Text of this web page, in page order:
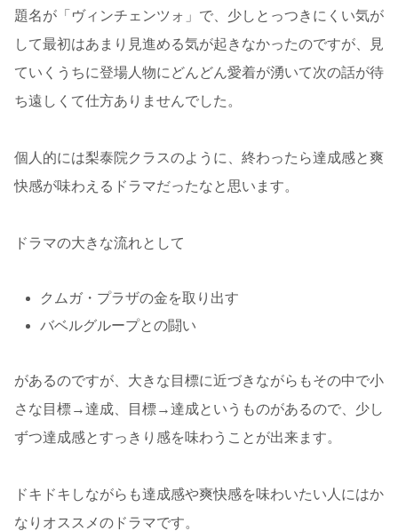
題名が「ヴィンチェンツォ」で、少しとっつきにくい気が
して最初はあまり見進める気が起きなかったのですが、見
ていくうちに登場人物にどんどん愛着が湧いて次の話が待
ち遠しくて仕方ありませんでした。
個人的には梨泰院クラスのように、終わったら達成感と爽
快感が味わえるドラマだったなと思います。
ドラマの大きな流れとして
クムガ・プラザの金を取り出す
バベルグループとの闘い
があるのですが、大きな目標に近づきながらもその中で小
さな目標→達成、目標→達成というものがあるので、少し
ずつ達成感とすっきり感を味わうことが出来ます。
ドキドキしながらも達成感や爽快感を味わいたい人にはか
なりオススメのドラマです。